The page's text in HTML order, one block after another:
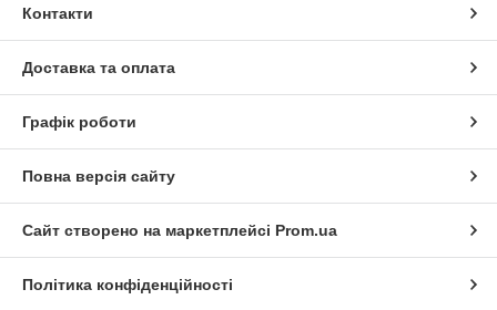
Контакти
Доставка та оплата
Графік роботи
Повна версія сайту
Сайт створено на маркетплейсі Prom.ua
Політика конфіденційності